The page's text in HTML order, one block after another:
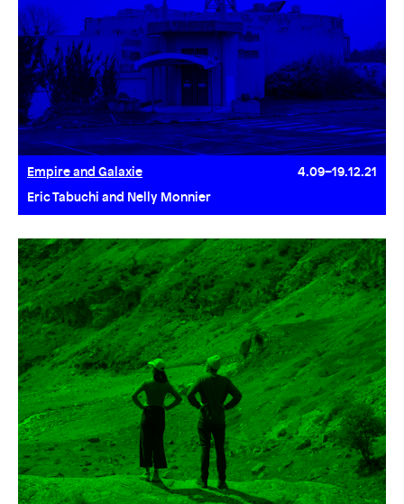
Empire and Galaxie
4.09–19.12.21
Eric Tabuchi and Nelly Monnier